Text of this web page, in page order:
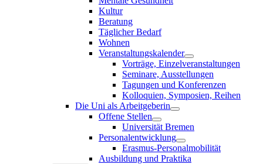
Kultur
Beratung
Täglicher Bedarf
Wohnen
Veranstaltungskalender
Vorträge, Einzelveranstaltungen
Seminare, Ausstellungen
Tagungen und Konferenzen
Kolloquien, Symposien, Reihen
Die Uni als Arbeitgeberin
Offene Stellen
Universität Bremen
Personalentwicklung
Erasmus-Personalmobilität
Ausbildung und Praktika